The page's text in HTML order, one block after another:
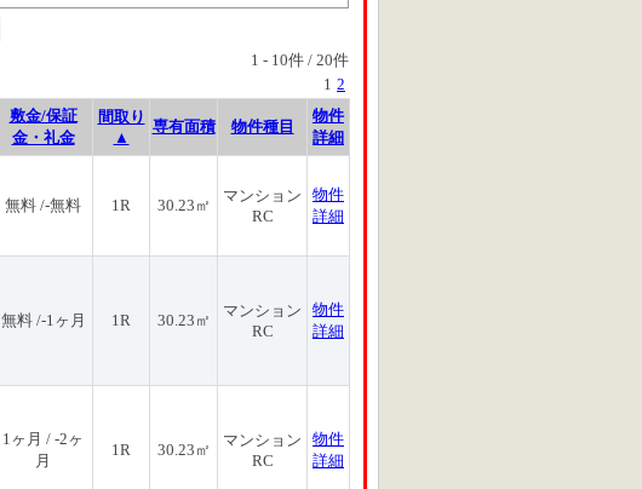
1 - 10件 / 20件
1 2
敷金/保証
金・礼金
間取り
▲
専有面積 物件種目
物件
詳細
無料 /-無料 1R 30.23㎡
マンション
RC
物件
詳細
無料 /-1ヶ月 1R 30.23㎡
マンション
RC
物件
詳細
1ヶ月 / -2ヶ
月
1R 30.23㎡
マンション
RC
物件
詳細